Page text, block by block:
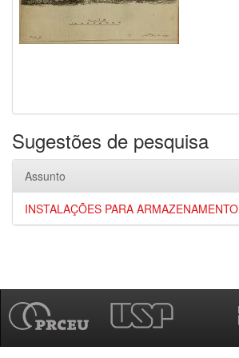
Sugestões de pesquisa
Assunto
INSTALAÇÕES PARA ARMAZENAMENTO